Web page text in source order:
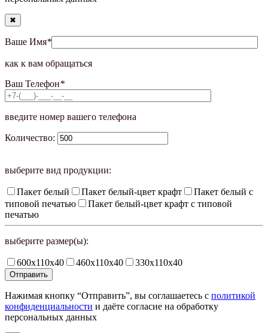
✖
Ваше Имя*
как к вам обращаться
Ваш Телефон*
введите номер вашего телефона
Количество:
выберите вид продукции:
Пакет белый Пакет белый-цвет крафт
Пакет белый с
типовой печатью
Пакет белый-цвет крафт с типовой
печатью
выберите размер(ы):
600х110х40 460х110х40 330х110х40
Нажимая кнопку “Отправить”, вы соглашаетесь с политикой
конфиденциальности и даёте согласие на обработку
персональных данных